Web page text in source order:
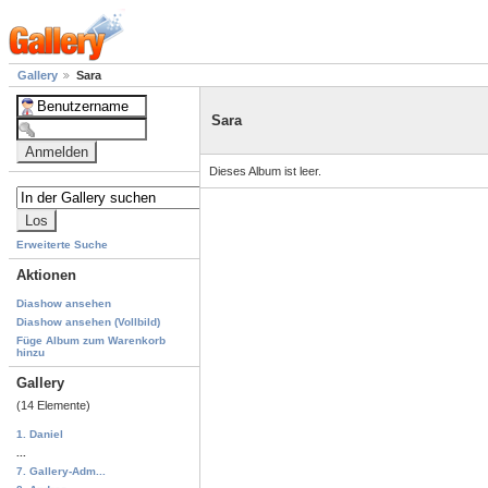
Gallery Sara
Erweiterte Suche
Aktionen
Diashow ansehen
Diashow ansehen (Vollbild)
Füge Album zum Warenkorb
hinzu
Gallery
(14 Elemente)
1. Daniel
7. Gallery-Adm...
Sara
Dieses Album ist leer.